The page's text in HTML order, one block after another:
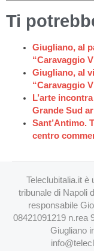
Ti
Giugliano, al
“Caravaggio
Giugliano, al
“Caravaggio
L’arte
Grande Sud
Sant’Antimo.
centro
Teleclubitalia.it è
tribunale di Napoli
responsabile
08421091219 n.rea
Giugliano